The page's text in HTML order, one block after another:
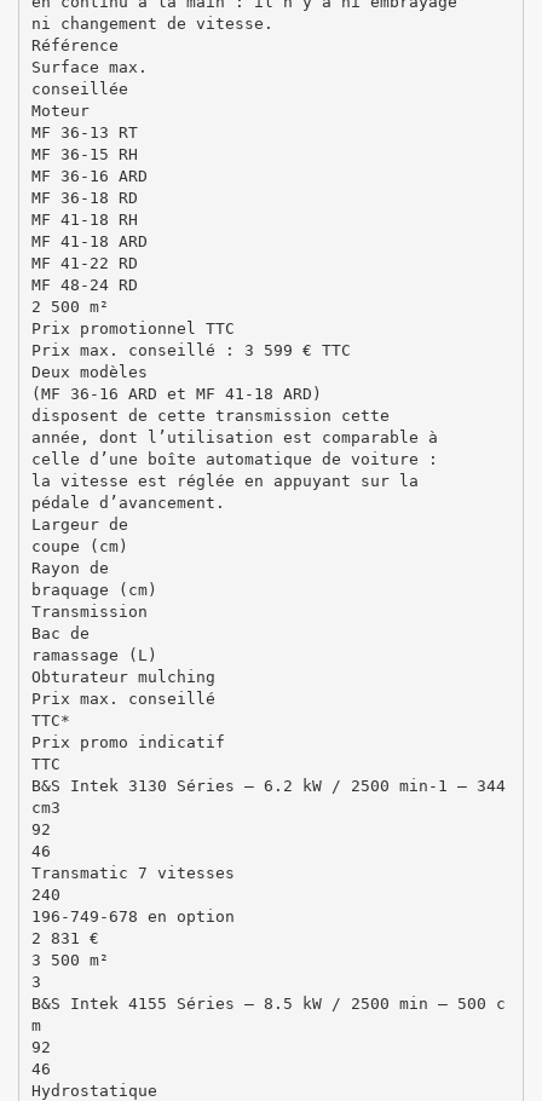
ni changement de vitesse.
Référence
Surface max.
conseillée
Moteur
MF 36-13 RT
MF 36-15 RH
MF 36-16 ARD
MF 36-18 RD
MF 41-18 RH
MF 41-18 ARD
MF 41-22 RD
MF 48-24 RD
2 500 m²
Prix promotionnel TTC
Prix max. conseillé : 3 599 € TTC
Deux modèles
(MF 36-16 ARD et MF 41-18 ARD)
disposent de cette transmission cette
année, dont l’utilisation est comparable à
celle d’une boîte automatique de voiture :
la vitesse est réglée en appuyant sur la
pédale d’avancement.
Largeur de
coupe (cm)
Rayon de
braquage (cm)
Transmission
Bac de
ramassage (L)
Obturateur mulching
Prix max. conseillé
TTC*
Prix promo indicatif
TTC
B&S Intek 3130 Séries – 6.2 kW / 2500 min-1 – 344
cm3
92
46
Transmatic 7 vitesses
240
196-749-678 en option
2 831 €
3 500 m²
3
B&S Intek 4155 Séries – 8.5 kW / 2500 min – 500 c
m
92
46
Hydrostatique